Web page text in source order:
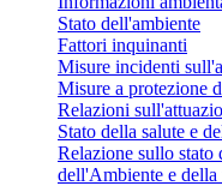
Stato dell'ambiente
Fattori inquinanti
Misure incidenti
Misure a protezione
Relazioni
Stato della salute e
Relazione sullo
dell'Ambiente e